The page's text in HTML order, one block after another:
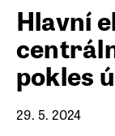
Hlavní
pokles
29. 5. 2024